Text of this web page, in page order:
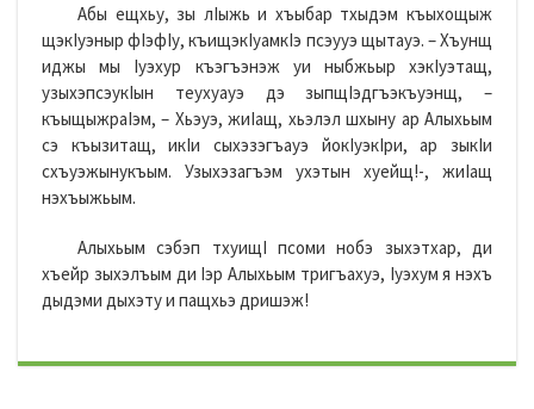
Абы ещхьу, зы лIыжь и хъыбар тхыдэм къыхощыж
щэкIуэныр фIэфIу, къищэкIуамкIэ псэууэ щытауэ. – Хъунщ
иджы мы Iуэхур къэгъэнэж уи ныбжьыр хэкIуэтащ,
узыхэпсэукIын теухуауэ дэ зыпщIэдгъэкъуэнщ, –
къыщыжраIэм, – Хьэуэ, жиIащ, хьэлэл шхыну ар Алыхьым
сэ къызитащ, икIи сыхэзэгъауэ йокIуэкIри, ар зыкIи
схъуэжынукъым. Узыхэзагъэм ухэтын хуейщ!-, жиIащ
нэхъыжьым.
Алыхьым сэбэп тхуищI псоми нобэ зыхэтхар, ди
хъейр зыхэлъым ди Iэр Алыхьым тригъахуэ, Iуэхум я нэхъ
дыдэми дыхэту и пащхьэ дришэж!